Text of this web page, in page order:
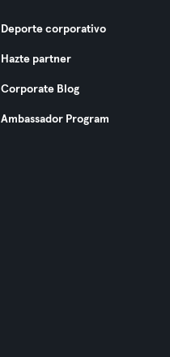
Deporte corporativo
Hazte partner
Corporate Blog
Ambassador Program